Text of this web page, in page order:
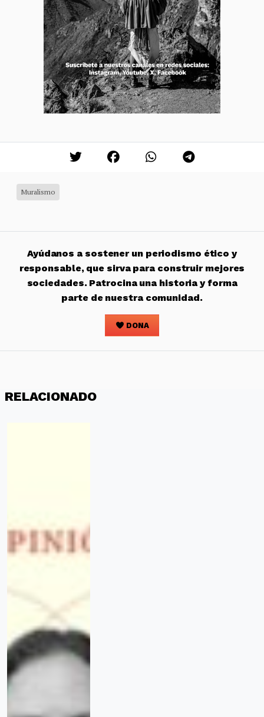
Muralismo
Ayúdanos a sostener un periodismo ético y
responsable, que sirva para construir mejores
sociedades. Patrocina una historia y forma
parte de nuestra comunidad.
DONA
RELACIONADO